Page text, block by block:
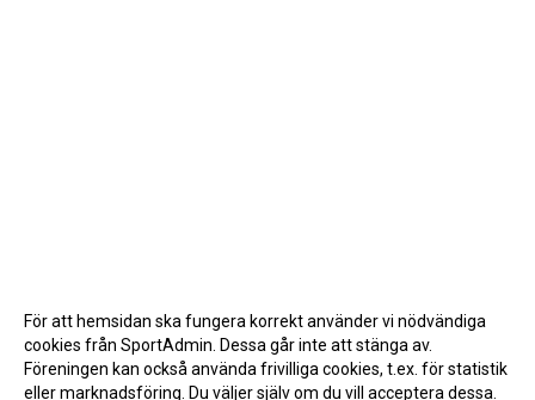
För att hemsidan ska fungera korrekt använder vi nödvändiga
cookies från SportAdmin. Dessa går inte att stänga av.
Föreningen kan också använda frivilliga cookies, t.ex. för statistik
eller marknadsföring. Du väljer själv om du vill acceptera dessa.